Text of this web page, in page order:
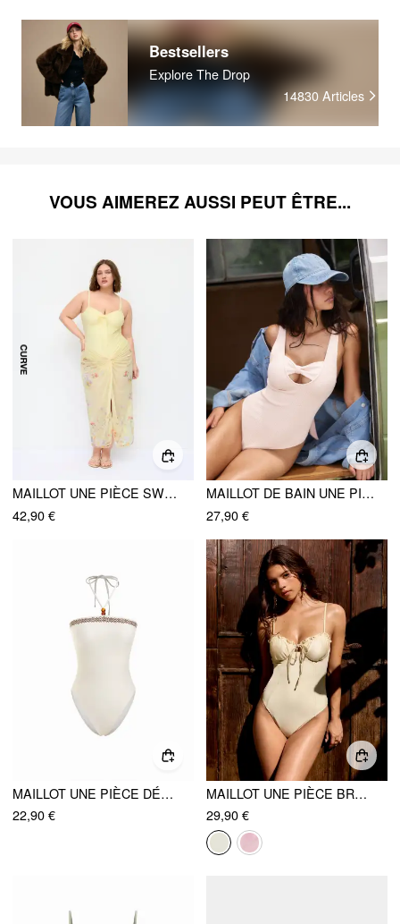
Bestsellers
Explore The Drop
14830 Articles
VOUS AIMEREZ AUSSI PEUT ÊTRE...
MAILLOT UNE PIÈCE SWEETHEART À NOUER DEVANT AVEC SARONG FLEURI CURVE & PLUS
42,90 €
MAILLOT DE BAIN UNE PIÈCE AVEC DÉCOUPE AU NIVEAU DU COU EN FORME DE CŒUR
27,90 €
MAILLOT UNE PIÈCE DÉCOLLETÉ HALTER PERLES GÉOMÉTRIQUES
22,90 €
MAILLOT UNE PIÈCE BRETELLES CŒUR VOLANTÉ VOLANTS
29,90 €